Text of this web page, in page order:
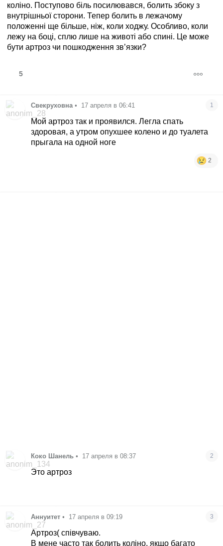
коліно. Поступово біль посилювався, болить збоку з
внутрішньої сторони. Тепер болить в лежачому
положенні ще більше, ніж, коли ходжу. Особливо, коли
лежу на боці, сплю лише на животі або спині. Це може
бути артроз чи пошкодження зв’язки?
5
Свекруховна • 17 апреля в 06:41 1
Мой артроз так и проявился. Легла спать
здоровая, а утром опухшее колено и до туалета
прыгала на одной ноге
2
Коко Шанель • 17 апреля в 08:37 2
Это артроз
Аннуитет • 17 апреля в 09:19 3
Артроз( співчуваю.
В мене часто так болить коліно, якщо багато